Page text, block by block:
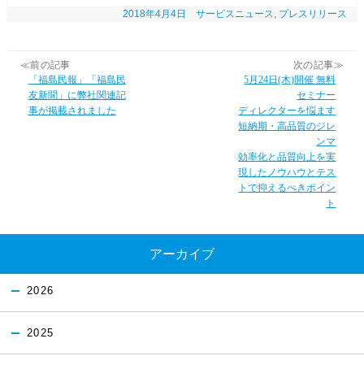
2018年4月4日 サービスニュース, プレスリリース
≪前の記事
「福島民報」「福島民
友新聞」に弊社関連記
事が掲載されました
次の記事≫
5月24日(木)開催 無料
セミナー
ディレクターを悩ます
短納期・高品質のジレ
ンマ
効率化と品質向上を実
現したノウハウとテス
トで抑えるべきポイン
ト
アーカイブ
2026
2025